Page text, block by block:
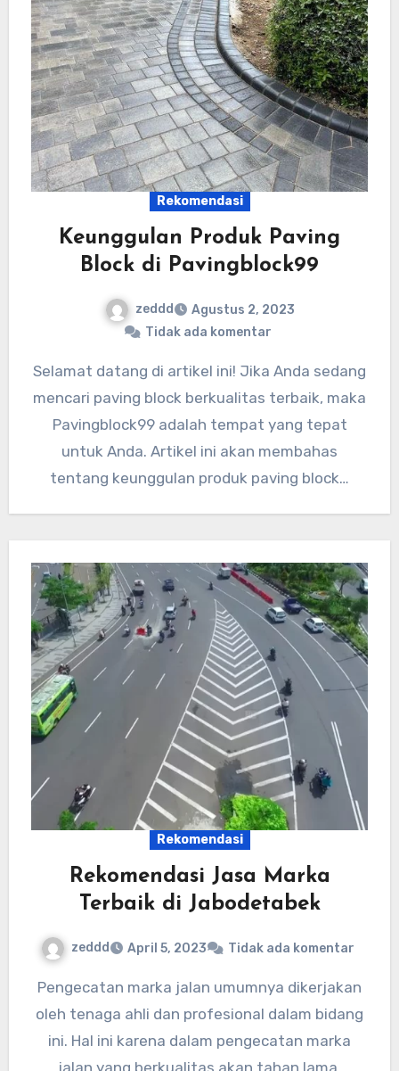
Rekomendasi
Keunggulan Produk Paving
Block di Pavingblock99
zeddd
Agustus 2, 2023
Tidak ada komentar
Selamat datang di artikel ini! Jika Anda sedang
mencari paving block berkualitas terbaik, maka
Pavingblock99 adalah tempat yang tepat
untuk Anda. Artikel ini akan membahas
tentang keunggulan produk paving block…
Rekomendasi
Rekomendasi Jasa Marka
Terbaik di Jabodetabek
zeddd April 5, 2023 Tidak ada komentar
Pengecatan marka jalan umumnya dikerjakan
oleh tenaga ahli dan profesional dalam bidang
ini. Hal ini karena dalam pengecatan marka